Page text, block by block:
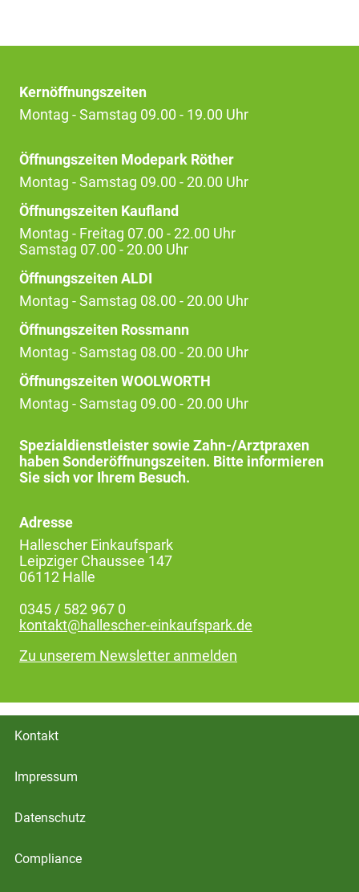
Kernöffnungszeiten
Montag - Samstag 09.00 - 19.00 Uhr
Öffnungszeiten Modepark Röther
Montag - Samstag 09.00 - 20.00 Uhr
Öffnungszeiten Kaufland
Montag - Freitag 07.00 - 22.00 Uhr
Samstag 07.00 - 20.00 Uhr
Öffnungszeiten ALDI
Montag - Samstag 08.00 - 20.00 Uhr
Öffnungszeiten Rossmann
Montag - Samstag 08.00 - 20.00 Uhr
Öffnungszeiten WOOLWORTH
Montag - Samstag 09.00 - 20.00 Uhr
Spezialdienstleister sowie Zahn-/Arztpraxen
haben Sonderöffnungszeiten. Bitte informieren
Sie sich vor Ihrem Besuch.
Adresse
Hallescher Einkaufspark
Leipziger Chaussee 147
06112 Halle
0345 / 582 967 0
kontakt@hallescher-einkaufspark.de
Zu unserem Newsletter anmelden
Kontakt
Impressum
Datenschutz
Compliance